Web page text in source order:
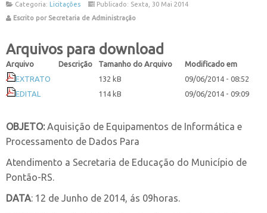
Categoria: Licitações
Publicado: Sexta, 30 Mai 2014
Escrito por Secretaria de Administração
Arquivos para download
Arquivo Descrição Tamanho do Arquivo
Modificado em
EXTRATO
132 kB
09/06/2014 - 08:52
EDITAL
114 kB 09/06/2014 - 09:09
OBJETO:Aquisição de Equipamentos de Informática e
Processamento de Dados Para
Atendimento a Secretaria de Educação do Município de
Pontão-RS.
DATA: 12 de Junho de 2014, ás 09horas.